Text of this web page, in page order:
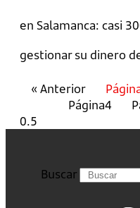
en Salamanca: casi
gestionar su dinero
« Anterior
Página4
Buscar